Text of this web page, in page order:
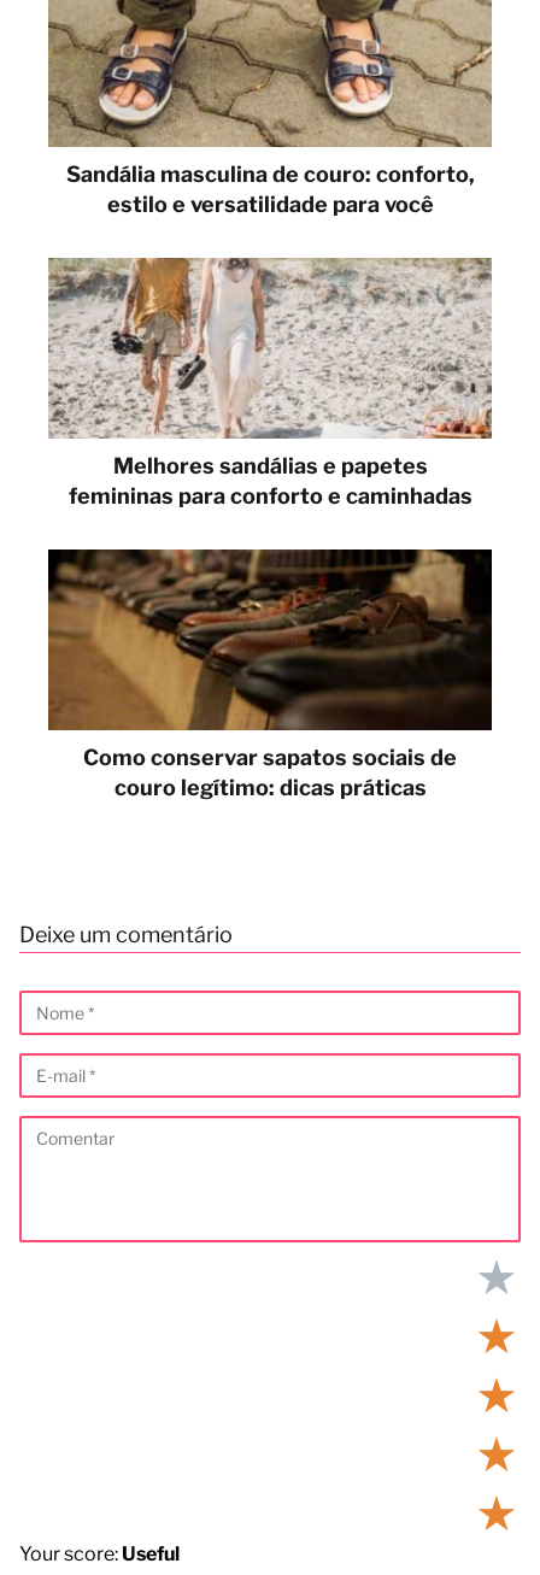
Sandália masculina de couro: conforto,
estilo e versatilidade para você
Melhores sandálias e papetes
femininas para conforto e caminhadas
Como conservar sapatos sociais de
couro legítimo: dicas práticas
Deixe um comentário
★
★
★
★
★
Your score: Useful